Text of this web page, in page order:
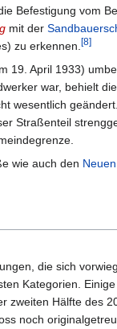
Befestigung vom
mit der
zu erkennen. [8]
19. April 1933)
war, behielt
wesentlich geändert.
Straßenteil
wie auch den
die sich
Kategorien.
Hälfte des
noch